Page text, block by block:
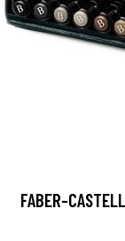
FABER-